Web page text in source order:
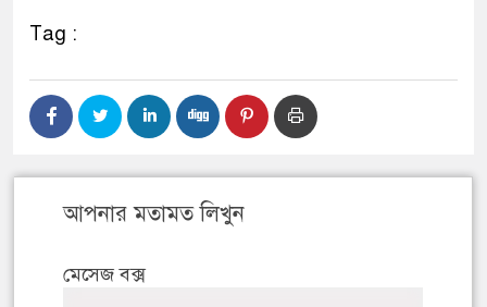
Tag :
আপনার মতামত লিখুন
মেসেজ বক্স